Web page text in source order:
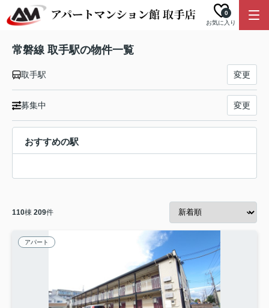
お気に入り
0
常磐線 取手駅の物件一覧
取手駅 変更
募集中 変更
おすすめの駅
110棟 209件
アパート